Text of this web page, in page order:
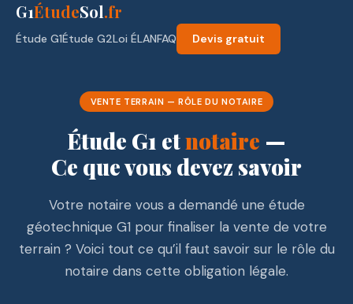
G1ÉtudeSol.fr
Étude G1Étude G2Loi ÉLANFAQ Devis gratuit
VENTE TERRAIN — RÔLE DU NOTAIRE
Étude G1 etnotaire —
Ce que vous devez savoir
Votre notaire vous a demandé une étude
géotechnique G1 pour finaliser la vente de votre
terrain ? Voici tout ce qu’il faut savoir sur le rôle du
notaire dans cette obligation légale.